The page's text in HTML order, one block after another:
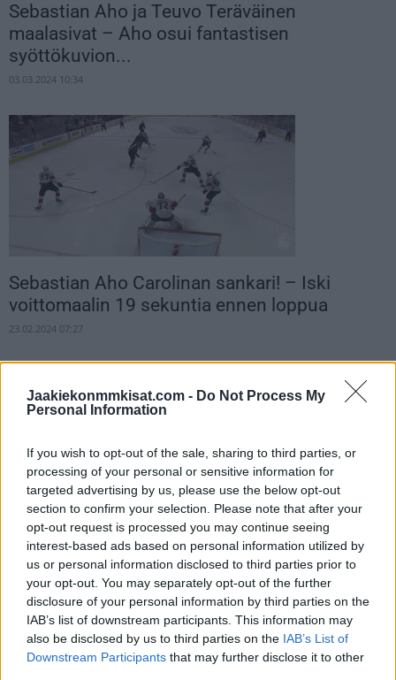
Jaakiekonmmkisat.com - Do Not Process My
Personal Information
If you wish to opt-out of the sale, sharing to third parties, or
processing of your personal or sensitive information for
targeted advertising by us, please use the below opt-out
section to confirm your selection. Please note that after your
opt-out request is processed you may continue seeing
interest-based ads based on personal information utilized by
us or personal information disclosed to third parties prior to
your opt-out. You may separately opt-out of the further
disclosure of your personal information by third parties on the
IAB’s list of downstream participants. This information may
also be disclosed by us to third parties on the IAB’s List of
Downstream Participants that may further disclose it to other
Sebastian Aho ja Teuvo Teräväinen
maalasivat – Aho osui fantastisen
syöttökuvion...
03.03.2024 10:34
Sebastian Aho Carolinan sankari! – Iski
voittomaalin 19 sekuntia ennen loppua
23.02.2024 07:27
Sebastian Aho laittoi Connor Bedardin
istumaan – tsekkaa huikaiseva vastataklaus
20.02.2024 13:09